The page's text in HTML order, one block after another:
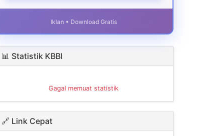
Iklan • Download Gratis
📊 Statistik KBBI
Gagal memuat statistik
🔗 Link Cepat